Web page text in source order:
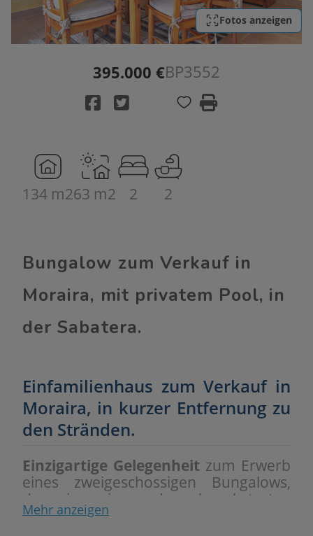
Fotos anzeigen
395.000 €BP3552
134 m263 m2 2 2
Bungalow zum Verkauf in
Moraira, mit privatem Pool, in
der Sabatera.
Einfamilienhaus zum Verkauf in
Moraira, in kurzer Entfernung zu
den Stränden.
Einzigartige Gelegenheit zum Erwerb
eines zweigeschossigen Bungalows,
der in einer der begehrtesten
Gegenden von Moraira liegt. Diese
Mehr anzeigen